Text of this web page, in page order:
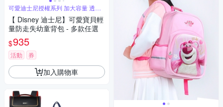
可愛迪士尼授權系列 加大容量 透氣
不悶熱
【 Disney 迪士尼】可愛寶貝輕
量防走失幼童背包 - 多款任選
$935
活動 券
加入購物車